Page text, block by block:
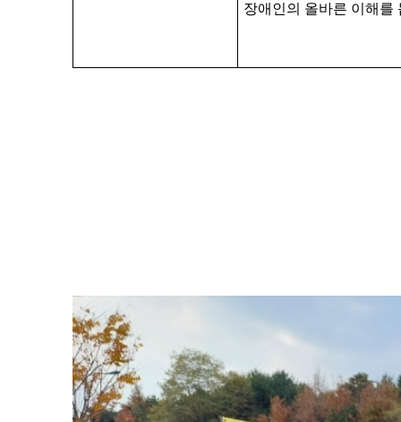
장애인의 올바른 이해